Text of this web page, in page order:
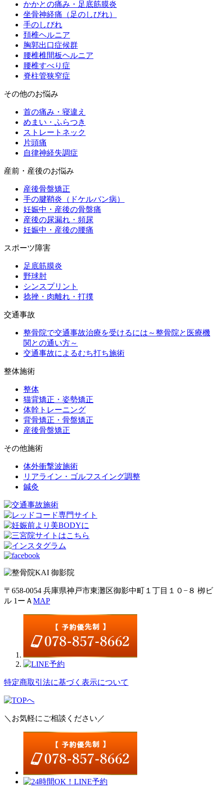
かかとの痛み・足底筋膜炎
坐骨神経痛（足のしびれ）
手のしびれ
頚椎ヘルニア
胸郭出口症候群
腰椎椎間板ヘルニア
腰椎すべり症
脊柱管狭窄症
その他のお悩み
首の痛み・寝違え
めまい・ふらつき
ストレートネック
片頭痛
自律神経失調症
産前・産後のお悩み
産後骨盤矯正
手の腱鞘炎（ドケルバン病）
妊娠中・産後の骨盤痛
産後の尿漏れ・頻尿
妊娠中・産後の腰痛
スポーツ障害
足底筋膜炎
野球肘
シンスプリント
捻挫・肉離れ・打撲
交通事故
整骨院で交通事故治療を受けるには～整骨院と医療機
関との通い方～
交通事故によるむち打ち施術
整体施術
整体
猫背矯正・姿勢矯正
体幹トレーニング
背骨矯正・骨盤矯正
産後骨盤矯正
その他施術
体外衝撃波施術
リアライン・ゴルフスイング調整
鍼灸
〒658-0054 兵庫県神戸市東灘区御影中町１丁目１０−８ 栁ビ
ル 1ーＡMAP
特定商取引法に基づく表示について
＼お気軽にご相談ください／